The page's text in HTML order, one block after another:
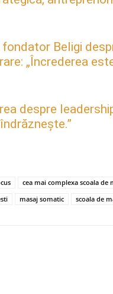
Beligi
„Încrederea
despre
cea mai complexa scoala de
masaj somatic scoala de